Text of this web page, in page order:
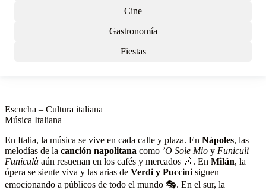
Cine
Gastronomía
Fiestas
Escucha – Cultura italiana
Música Italiana
En Italia, la música se vive en cada calle y plaza. En Nápoles, las
melodías de la canción napolitana como ’O Sole Mio y Funiculì
Funiculà aún resuenan en los cafés y mercados 🎶. En Milán, la
ópera se siente viva y las arias de Verdi y Puccini siguen
emocionando a públicos de todo el mundo 🎭. En el sur, la